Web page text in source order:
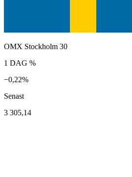
OMX Stockholm 30
1 DAG %
−0,22%
Senast
3 305,14